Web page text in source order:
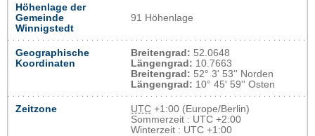
Höhenlage der
Gemeinde
Winnigstedt
91 Höhenlage
Geographische
Koordinaten
Breitengrad: 52.0648
Längengrad: 10.7663
Breitengrad: 52° 3' 53'' Norden
Längengrad: 10° 45' 59'' Osten
Zeitzone UTC +1:00 (Europe/Berlin)
Sommerzeit : UTC +2:00
Winterzeit : UTC +1:00